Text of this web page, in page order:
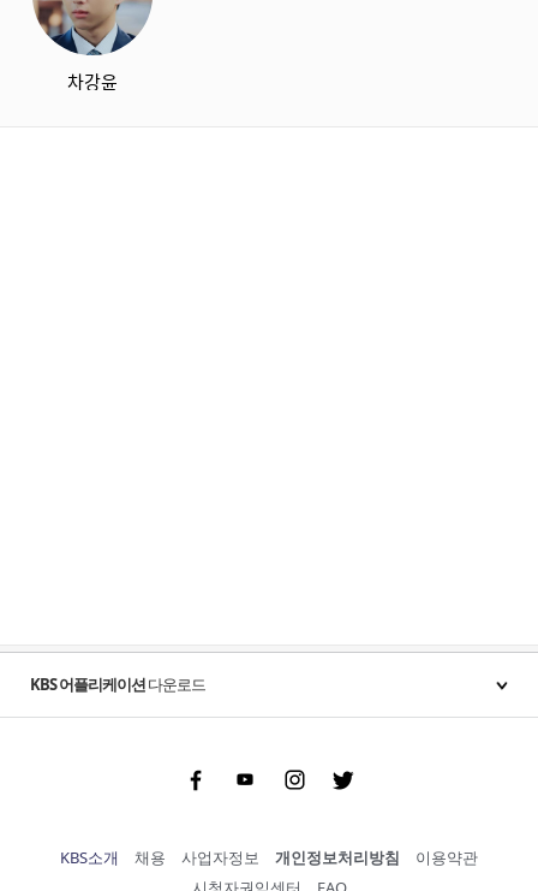
차강윤
KBS 어플리케이션다운로드
FacebookYoutubeInstgram Twitter
KBS소개 채용 사업자정보 개인정보처리방침
이용약관